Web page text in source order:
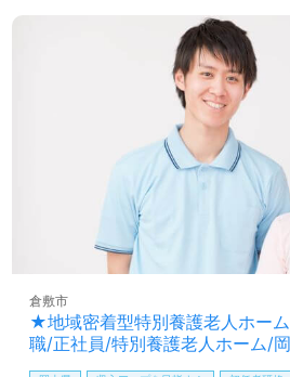
★地域密着型特別養護老人ホー
職/正社員/特別養護老人ホーム/
倉敷市